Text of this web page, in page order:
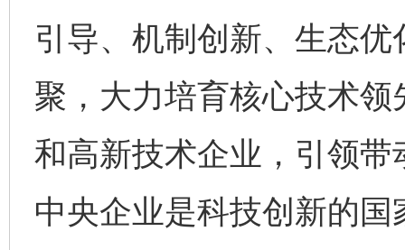
引导、机制创新、生态
聚，大力培育核心技术
和高新技术企业，引领
中央企业是科技创新的